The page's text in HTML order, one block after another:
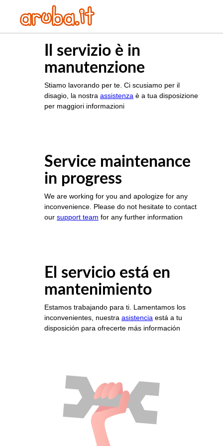
Il servizio è in
manutenzione
Stiamo lavorando per te. Ci scusiamo per il
disagio, la nostra assistenza è a tua disposizione
per maggiori informazioni
Service maintenance
in progress
We are working for you and apologize for any
inconvenience. Please do not hesitate to contact
our support team for any further information
El servicio está en
mantenimiento
Estamos trabajando para ti. Lamentamos los
inconvenientes, nuestra asistencia está a tu
disposición para ofrecerte más información